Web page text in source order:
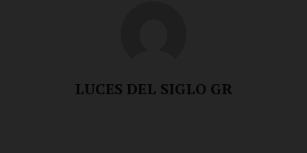
LUCES DEL SIGLO GR